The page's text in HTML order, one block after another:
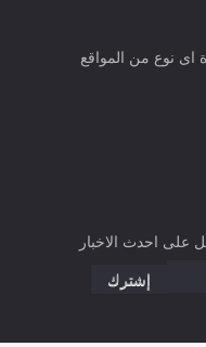
اى نوع من المواقع
على احدث الاخبار